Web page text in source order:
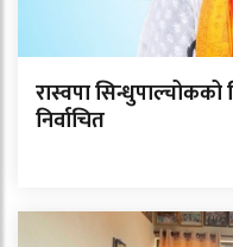
रास्वपा
निर्वाचित